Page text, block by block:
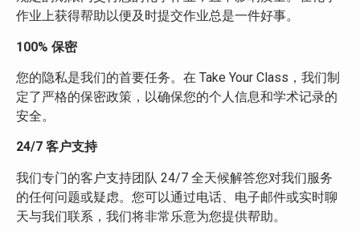
作业上获得帮助以便及时提交作业总是一件好事。
100% 保密
您的隐私是我们的首要任务。在 Take Your Class，我们制
定了严格的保密政策，以确保您的个人信息和学术记录的
安全。
24/7 客户支持
我们专门的客户支持团队 24/7 全天候解答您对我们服务
的任何问题或疑虑。您可以通过电话、电子邮件或实时聊
天与我们联系，我们将非常乐意为您提供帮助。